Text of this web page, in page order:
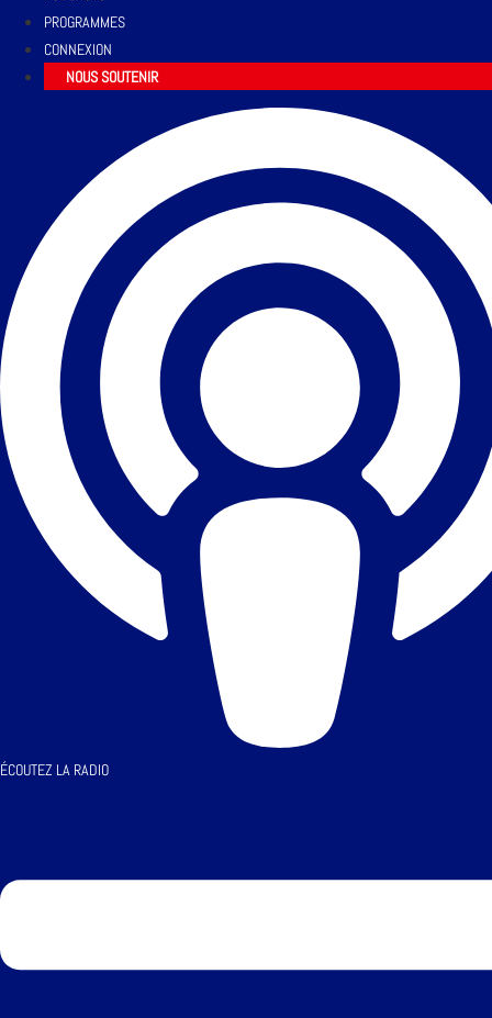
PROGRAMMES
CONNEXION
NOUS SOUTENIR
ÉCOUTEZ LA RADIO